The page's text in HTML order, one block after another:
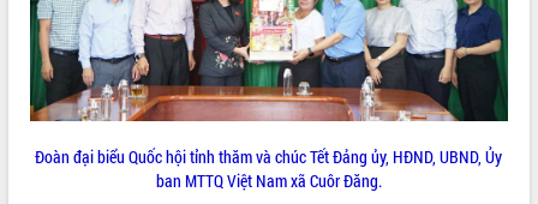
Lễ truy điệu và an táng hài cốt liệt sĩ
tại Nghĩa trang Liệt sĩ xã Sơn Hòa
Bàn giải pháp tháo gỡ khó khăn trong
xuất khẩu sầu riêng và triển khai quy
định EUDR
Thứ trưởng Bộ Nông nghiệp và Môi
trường Nguyễn Hoàng Hiệp khảo sát
THỐNG KÊ TRUY CẬP
Hôm nay: 10247
Tất cả: 66022987
Đoàn đại biểu Quốc hội tỉnh thăm và chúc Tết Đảng ủy, HĐND, UBND, Ủy
ban MTTQ Việt Nam xã Cuôr Đăng.